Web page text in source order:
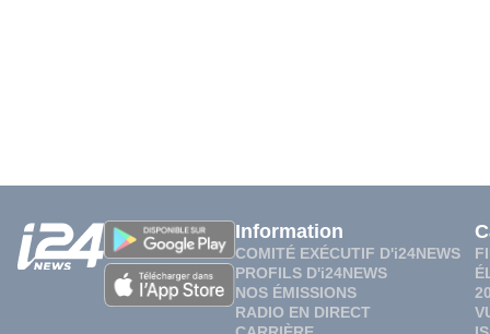
Information
COMITÉ EXÉCUTIF D'i24NEWS
PROFILS D'i24NEWS
NOS ÉMISSIONS
RADIO EN DIRECT